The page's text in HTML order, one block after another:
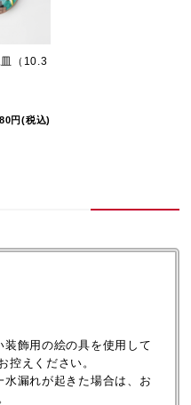
皿（10.3
円(税込)
飾用の絵の具を使用して
控えください。
漏れが起きた場合は、お